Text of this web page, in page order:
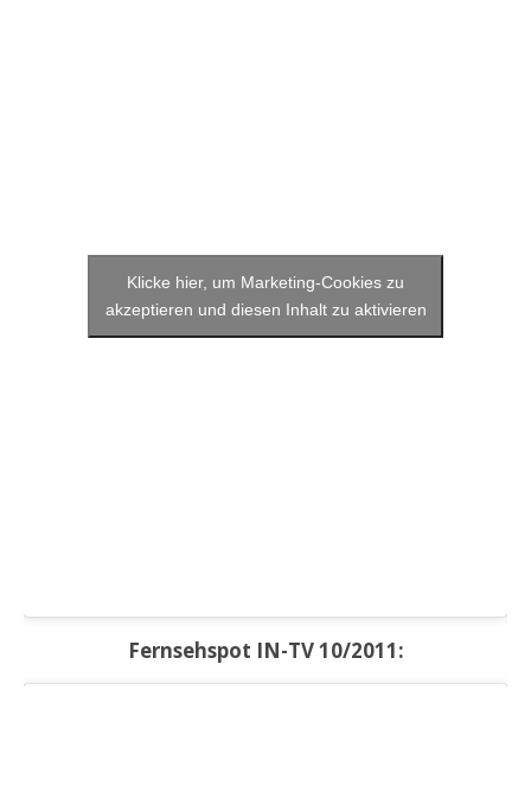
Klicke hier, um Marketing-Cookies zu
akzeptieren und diesen Inhalt zu aktivieren
Fernsehspot IN-TV 10/2011: